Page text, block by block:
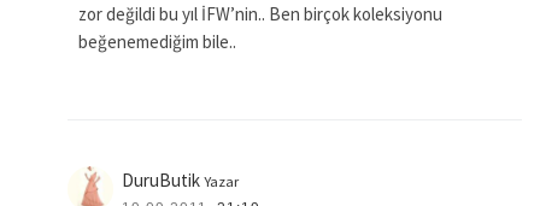
zor değildi bu yıl İFW’nin.. Ben birçok koleksiyonu
beğenemediğim bile..
DuruButik Yazar